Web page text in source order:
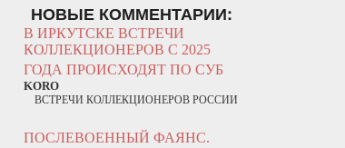
НОВЫЕ КОММЕНТАРИИ:
В ИРКУТСКЕ ВСТРЕЧИ
КОЛЛЕКЦИОНЕРОВ С 2025
ГОДА ПРОИСХОДЯТ ПО СУБ
KORO
ВСТРЕЧИ КОЛЛЕКЦИОНЕРОВ РОССИИ
ПОСЛЕВОЕННЫЙ ФАЯНС.